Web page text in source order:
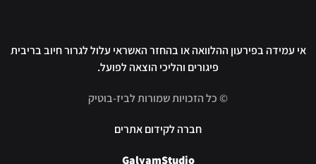
© כל הזכויות שמורות לביז-בוטיק
אי עמידה בפירעון ההלוואה או בהחזר האשראי עלול לגרור חיוב בריבית
פיגורים והליכי הוצאה לפועל.
GalyamStudio
חברה לקידום אתרים